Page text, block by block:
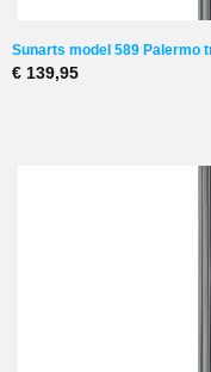
Sunarts model 589 Palermo
€ 139,95